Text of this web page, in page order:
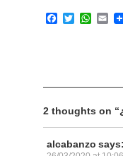
Facebook
Twitter
2 thoughts on “
alcabanzo